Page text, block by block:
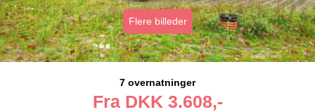
Flere billeder
7 overnatninger
Fra DKK 3.608,-